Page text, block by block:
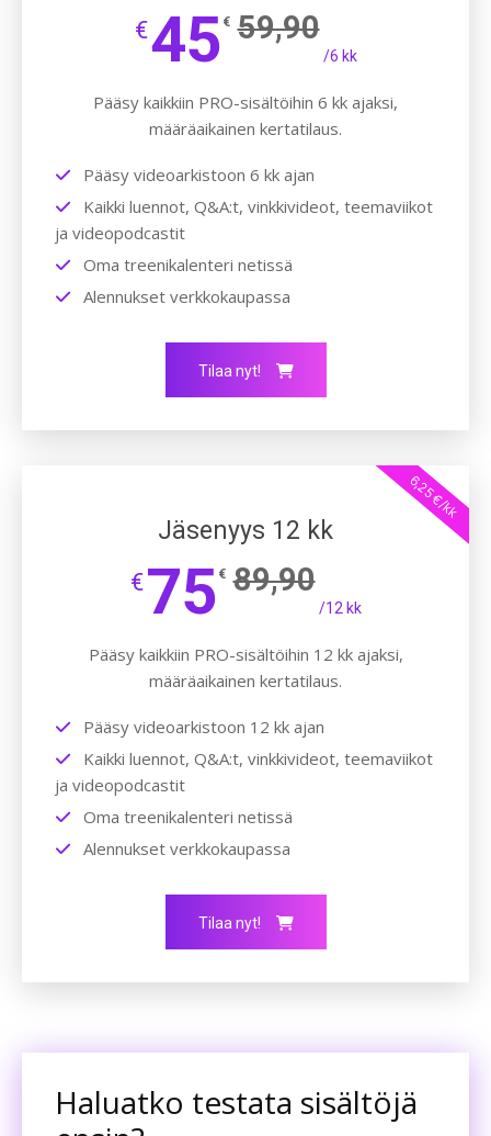
€45 € 59,90
/6 kk
Pääsy kaikkiin PRO-sisältöihin 6 kk ajaksi,
määräaikainen kertatilaus.
Pääsy videoarkistoon 6 kk ajan
Kaikki luennot, Q&A:t, vinkkivideot, teemaviikot
ja videopodcastit
Oma treenikalenteri netissä
Alennukset verkkokaupassa
Tilaa nyt!
6,25 €/kk
Jäsenyys 12 kk
€75 € 89,90
/12 kk
Pääsy kaikkiin PRO-sisältöihin 12 kk ajaksi,
määräaikainen kertatilaus.
Pääsy videoarkistoon 12 kk ajan
Kaikki luennot, Q&A:t, vinkkivideot, teemaviikot
ja videopodcastit
Oma treenikalenteri netissä
Alennukset verkkokaupassa
Tilaa nyt!
Haluatko testata sisältöjä